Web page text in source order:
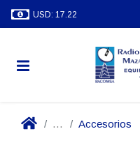
USD: 17.22
... Accesorios